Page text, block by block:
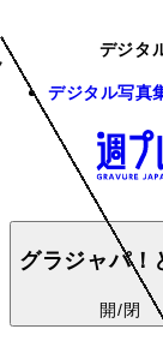
デジタ
デジタル写真
グラジャパ！
開/閉